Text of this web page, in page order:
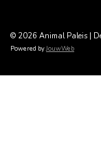
© 2026 Animal Paleis |
Powered byJouwWeb